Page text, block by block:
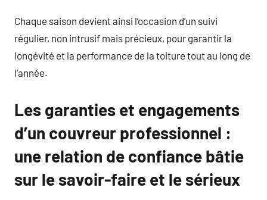
Chaque saison devient ainsi l’occasion d’un suivi
régulier, non intrusif mais précieux, pour garantir la
longévité et la performance de la toiture tout au long de
l’année.
Les garanties et engagements
d’un couvreur professionnel :
une relation de confiance bâtie
sur le savoir-faire et le sérieux